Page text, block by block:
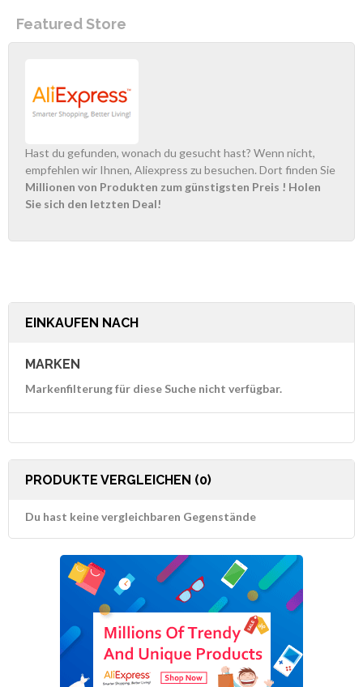
Featured Store
Hast du gefunden, wonach du gesucht hast? Wenn nicht,
empfehlen wir Ihnen, Aliexpress zu besuchen. Dort finden Sie
Millionen von Produkten zum günstigsten Preis ! Holen
Sie sich den letzten Deal!
EINKAUFEN NACH
MARKEN
Markenfilterung für diese Suche nicht verfügbar.
PRODUKTE VERGLEICHEN (0)
Du hast keine vergleichbaren Gegenstände